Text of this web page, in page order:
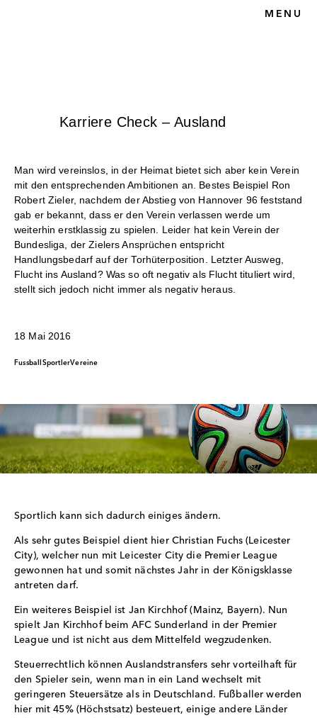
MENU
Karriere Check – Ausland
Man wird vereinslos, in der Heimat bietet sich aber kein Verein
mit den entsprechenden Ambitionen an. Bestes Beispiel Ron
Robert Zieler, nachdem der Abstieg von Hannover 96 feststand
gab er bekannt, dass er den Verein verlassen werde um
weiterhin erstklassig zu spielen. Leider hat kein Verein der
Bundesliga, der Zielers Ansprüchen entspricht
Handlungsbedarf auf der Torhüterposition. Letzter Ausweg,
Flucht ins Ausland? Was so oft negativ als Flucht tituliert wird,
stellt sich jedoch nicht immer als negativ heraus.
18 Mai 2016
Fussball SportlerVereine
Sportlich kann sich dadurch einiges ändern.
Als sehr gutes Beispiel dient hier Christian Fuchs (Leicester
City), welcher nun mit Leicester City die Premier League
gewonnen hat und somit nächstes Jahr in der Königsklasse
antreten darf.
Ein weiteres Beispiel ist Jan Kirchhof (Mainz, Bayern). Nun
spielt Jan Kirchhof beim AFC Sunderland in der Premier
League und ist nicht aus dem Mittelfeld wegzudenken.
Steuerrechtlich können Auslandstransfers sehr vorteilhaft für
den Spieler sein, wenn man in ein Land wechselt mit
geringeren Steuersätze als in Deutschland. Fußballer werden
hier mit 45% (Höchstsatz) besteuert, einige andere Länder